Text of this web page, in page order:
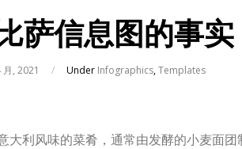
萨信息图的事实
月, 2021 / Under Infographics,Templates
大利风味的菜肴，通常由发酵的小麦面